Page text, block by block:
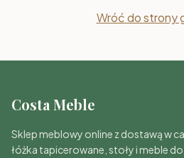
Wróć do strony
Costa Meble
Sklep meblowy online z dostawą w
łóżka tapicerowane, stoły i meble